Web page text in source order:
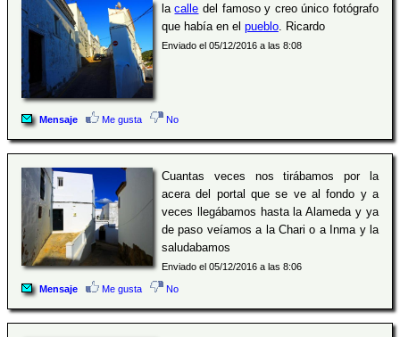
lacalle del famoso y creo único fotógrafo
que había en el pueblo. Ricardo
Enviado el 05/12/2016 a las 8:08
Mensaje Me gusta No
Cuantas veces nos tirábamos por la
acera del portal que se ve al fondo y a
veces llegábamos hasta la Alameda y ya
de paso veíamos a la Chari o a Inma y la
saludabamos
Enviado el 05/12/2016 a las 8:06
Mensaje Me gusta No